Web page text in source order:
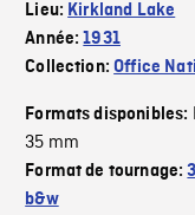
Lieu: Kirkland Lake
Année:1931
Collection:Office
Formats disponibles:
35 mm
Format de tournage:
b&w